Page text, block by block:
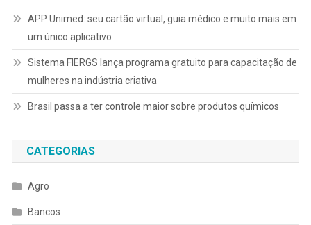
APP Unimed: seu cartão virtual, guia médico e muito mais em
um único aplicativo
Sistema FIERGS lança programa gratuito para capacitação de
mulheres na indústria criativa
Brasil passa a ter controle maior sobre produtos químicos
CATEGORIAS
Agro
Bancos